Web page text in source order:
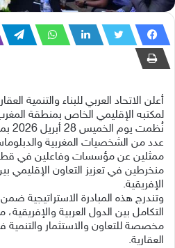
أعلن الاتحاد العربي للبناء والتنمية
لمكتبه الإقليمي الخاص بمنطقة
عدد من الشخصيات المغربية
ممثلين عن مؤسسات وفاعلين في قطاع
منخرطين في تعزيز التعاون الإقليمي
الإفريقية.
وتندرج هذه المبادرة الاستراتيجية
التكامل بين الدول العربية
مخصصة للتعاون والاستثمار والتنمية
العقارية.